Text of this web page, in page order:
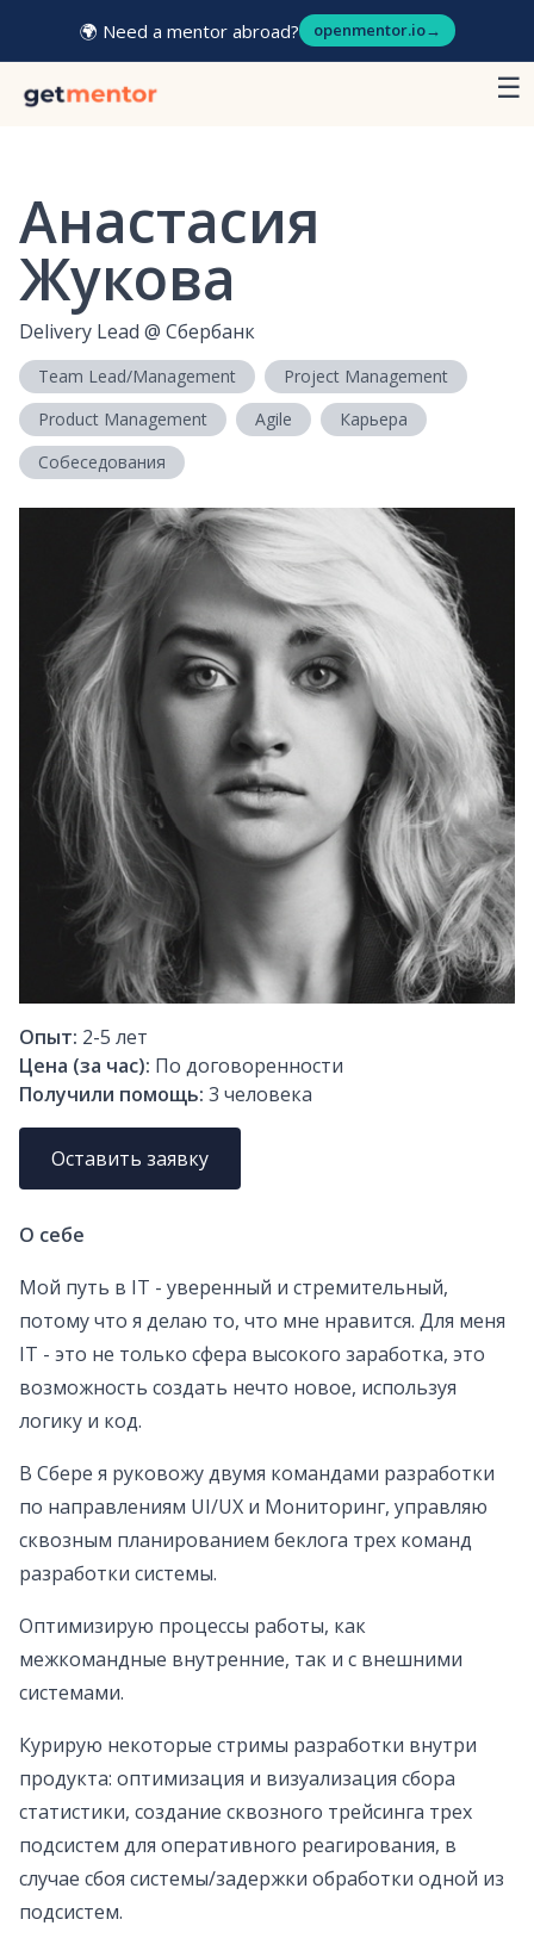
🌍 Need a mentor abroad? openmentor.io→
☰
Анастасия
Жукова
Delivery Lead @ Сбербанк
Team Lead/Management
Project Management
Product Management
Agile
Карьера
Собеседования
Опыт: 2-5 лет
Цена (за час): По договоренности
Получили помощь: 3 человека
Оставить заявку
О себе
Мой путь в IT - уверенный и стремительный,
потому что я делаю то, что мне нравится. Для меня
IT - это не только сфера высокого заработка, это
возможность создать нечто новое, используя
логику и код.
В Сбере я руковожу двумя командами разработки
по направлениям UI/UX и Мониторинг, управляю
сквозным планированием беклога трех команд
разработки системы.
Оптимизирую процессы работы, как
межкомандные внутренние, так и с внешними
системами.
Курирую некоторые стримы разработки внутри
продукта: оптимизация и визуализация сбора
статистики, создание сквозного трейсинга трех
подсистем для оперативного реагирования, в
случае сбоя системы/задержки обработки одной из
подсистем.